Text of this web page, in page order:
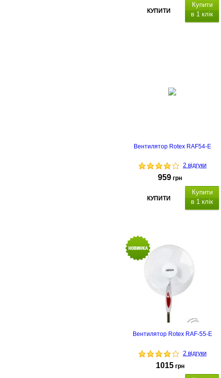
КУПИТИ
Купити
в 1 клік
Вентилятор Rotex RAF54-E
2 відгуки
959 грн
КУПИТИ
Купити
в 1 клік
Вентилятор Rotex RAF-55-E
2 відгуки
1015 грн